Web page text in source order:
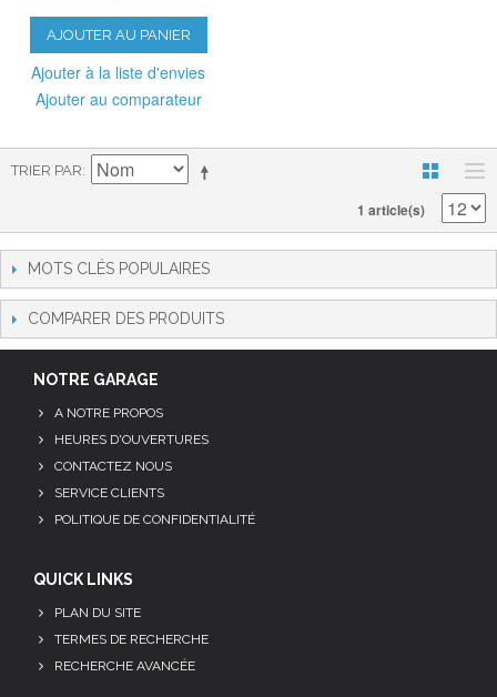
AJOUTER AU PANIER
Ajouter à la liste d'envies
Ajouter au comparateur
TRIER PAR
1 article(s)
MOTS CLÉS POPULAIRES
COMPARER DES PRODUITS
NOTRE GARAGE
A NOTRE PROPOS
HEURES D'OUVERTURES
CONTACTEZ NOUS
SERVICE CLIENTS
POLITIQUE DE CONFIDENTIALITÉ
QUICK LINKS
PLAN DU SITE
TERMES DE RECHERCHE
RECHERCHE AVANCÉE